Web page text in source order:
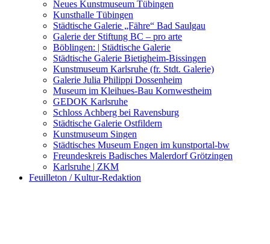
Kunstwettbewerbe, Ausschreibungen für Künstler
Neues Kunstmuseum Tübingen
Kunsthalle Tübingen
Städtische Galerie „Fähre“ Bad Saulgau
Galerie der Stiftung BC – pro arte
Böblingen: | Städtische Galerie
Städtische Galerie Bietigheim-Bissingen
Kunstmuseum Karlsruhe (fr. Stdt. Galerie)
Galerie Julia Philippi Dossenheim
Museum im Kleihues-Bau Kornwestheim
GEDOK Karlsruhe
Schloss Achberg bei Ravensburg
Städtische Galerie Ostfildern
Kunstmuseum Singen
Städtisches Museum Engen im kunstportal-bw
Freundeskreis Badisches Malerdorf Grötzingen
Karlsruhe | ZKM
Feuilleton / Kultur-Redaktion